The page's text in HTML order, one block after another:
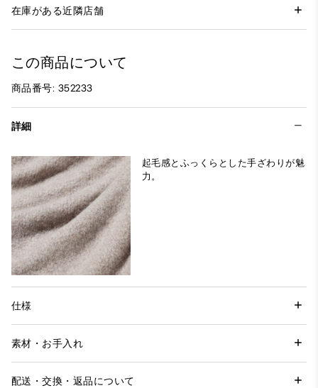
在庫がある近隣店舗
この商品について
商品番号: 352233
詳細
起毛感とふっくらとした手ざわりが魅
力。
仕様
素材・お手入れ
配送・交換・返品について